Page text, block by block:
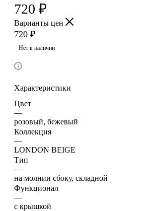
720 ₽
Варианты цен
720 ₽
Нет в наличии
Характеристики
Цвет
—
розовый, бежевый
Коллекция
—
LONDON BEIGE
Тип
—
на молнии сбоку, складной
Функционал
—
с крышкой